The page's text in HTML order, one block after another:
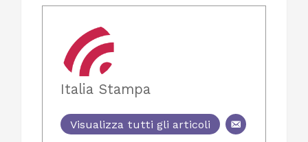
Italia Stampa
Visualizza tutti gli articoli